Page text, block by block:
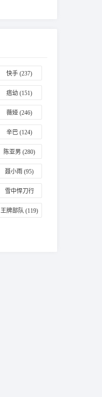
快手 (237)
痞幼 (151)
薇娅 (246)
辛巴 (124)
陈亚男 (280)
聂小雨 (95)
雪中悍刀行
(196)
王牌部队 (119)